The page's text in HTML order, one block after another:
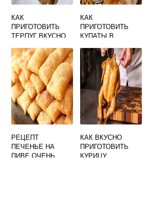
КАК
ПРИГОТОВИТЬ
ТЕРПУГ ВКУСНО
ОВОЩАМИ
КАК
ПРИГОТОВИТЬ
КУПАТЫ В
УСЛОВИЯХ
ВКУСНО
РЕЦЕПТ
ПЕЧЕНЬЕ НА
ПИВЕ ОЧЕНЬ
КАК ВКУСНО
ПРИГОТОВИТЬ
КУРИЦУ